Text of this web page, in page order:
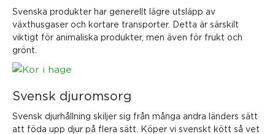
Svenska produkter har generellt lägre utsläpp av
växthusgaser och kortare transporter. Detta är särskilt
viktigt för animaliska produkter, men även för frukt och
grönt.
Svensk djuromsorg
Svensk djurhållning skiljer sig från många andra länders sätt
att föda upp djur på flera sätt. Köper vi svenskt kött så vet